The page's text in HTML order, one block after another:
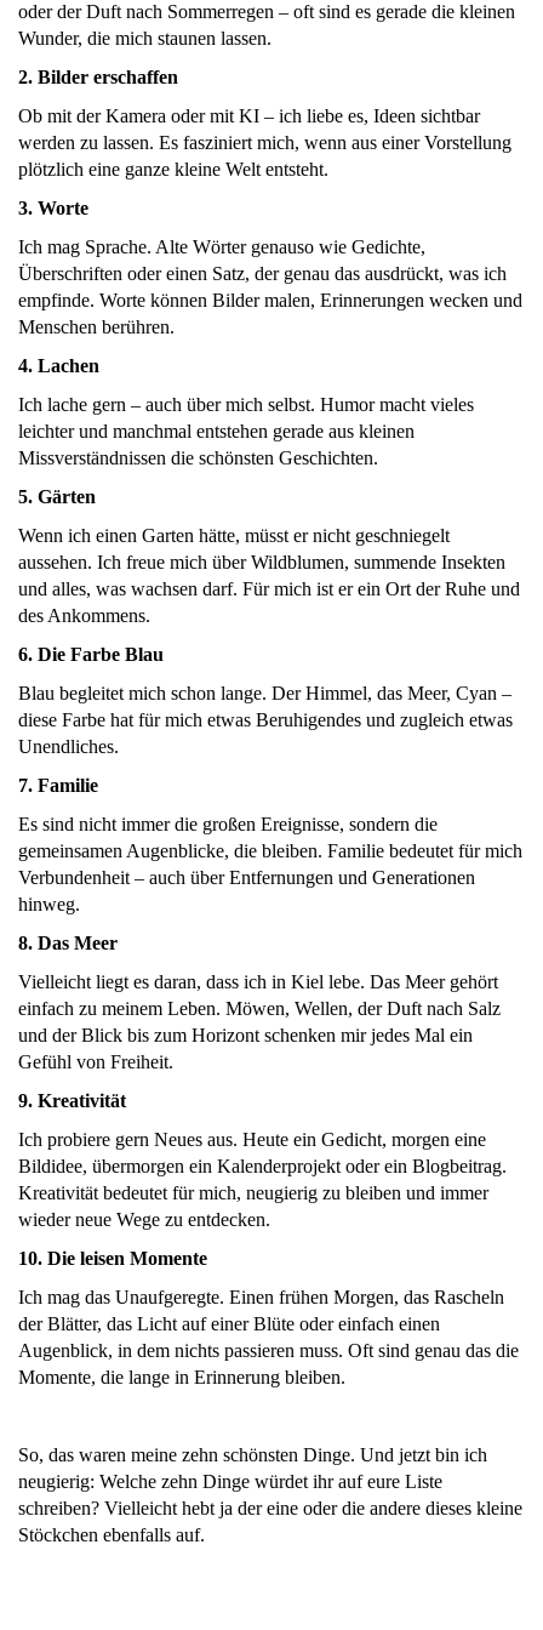
oder der Duft nach Sommerregen – oft sind es gerade die kleinen
Wunder, die mich staunen lassen.
2. Bilder erschaffen
Ob mit der Kamera oder mit KI – ich liebe es, Ideen sichtbar
werden zu lassen. Es fasziniert mich, wenn aus einer Vorstellung
plötzlich eine ganze kleine Welt entsteht.
3. Worte
Ich mag Sprache. Alte Wörter genauso wie Gedichte,
Überschriften oder einen Satz, der genau das ausdrückt, was ich
empfinde. Worte können Bilder malen, Erinnerungen wecken und
Menschen berühren.
4. Lachen
Ich lache gern – auch über mich selbst. Humor macht vieles
leichter und manchmal entstehen gerade aus kleinen
Missverständnissen die schönsten Geschichten.
5. Gärten
Wenn ich einen Garten hätte, müsst er nicht geschniegelt
aussehen. Ich freue mich über Wildblumen, summende Insekten
und alles, was wachsen darf. Für mich ist er ein Ort der Ruhe und
des Ankommens.
6. Die Farbe Blau
Blau begleitet mich schon lange. Der Himmel, das Meer, Cyan –
diese Farbe hat für mich etwas Beruhigendes und zugleich etwas
Unendliches.
7. Familie
Es sind nicht immer die großen Ereignisse, sondern die
gemeinsamen Augenblicke, die bleiben. Familie bedeutet für mich
Verbundenheit – auch über Entfernungen und Generationen
hinweg.
8. Das Meer
Vielleicht liegt es daran, dass ich in Kiel lebe. Das Meer gehört
einfach zu meinem Leben. Möwen, Wellen, der Duft nach Salz
und der Blick bis zum Horizont schenken mir jedes Mal ein
Gefühl von Freiheit.
9. Kreativität
Ich probiere gern Neues aus. Heute ein Gedicht, morgen eine
Bildidee, übermorgen ein Kalenderprojekt oder ein Blogbeitrag.
Kreativität bedeutet für mich, neugierig zu bleiben und immer
wieder neue Wege zu entdecken.
10. Die leisen Momente
Ich mag das Unaufgeregte. Einen frühen Morgen, das Rascheln
der Blätter, das Licht auf einer Blüte oder einfach einen
Augenblick, in dem nichts passieren muss. Oft sind genau das die
Momente, die lange in Erinnerung bleiben.
So, das waren meine zehn schönsten Dinge. Und jetzt bin ich
neugierig: Welche zehn Dinge würdet ihr auf eure Liste
schreiben? Vielleicht hebt ja der eine oder die andere dieses kleine
Stöckchen ebenfalls auf.